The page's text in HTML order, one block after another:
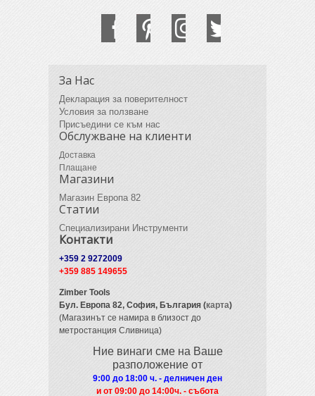
За Нас
Декларация за поверителност
Условия за ползване
Присъедини се към нас
Обслужване на клиенти
Доставка
Плащане
Магазини
Магазин Европа 82
Статии
Специализирани Инструменти
Контакти
+359 2 9272009
+359 885 149655
Zimber Tools
Бул. Европа 82, София, България (карта)
(Магазинът се намира в близост до
метростанция Сливница)
Ние винаги сме на Ваше
разположение от
9:00 до 18:00 ч. - делничен ден
и от 09:00 до 14:00ч. - събота